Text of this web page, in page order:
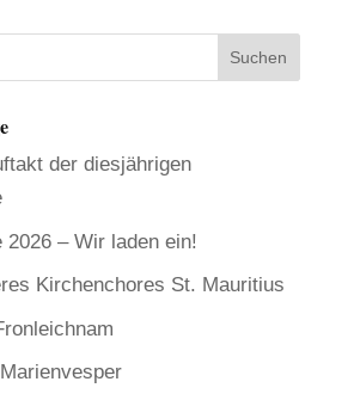
der diesjährigen
2026 – Wir laden ein!
Kirchenchores St. Mauritius